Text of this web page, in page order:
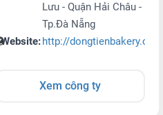
Lưu - Quận Hải Châu -
Tp.Đà Nẵng
Website:http://dongtienbakery.com
Xem công ty